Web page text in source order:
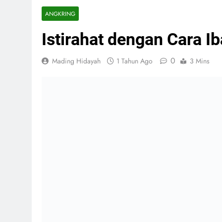
ANGKRING
Istirahat dengan Cara
Mading Hidayah 1 Tahun Ago 0 3 Mins